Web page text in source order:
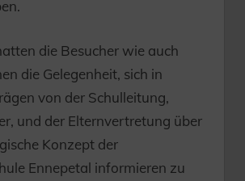
die Besucher wie auch
die Gelegenheit, sich in
von der Schulleitung,
und der Elternvertretung über
Konzept der
Ennepetal informieren zu